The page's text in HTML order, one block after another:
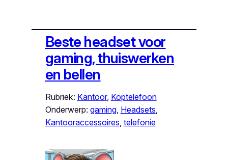
Beste headset voor
gaming, thuiswerken
en bellen
Rubriek: Kantoor, Koptelefoon
Onderwerp: gaming, Headsets
Kantooraccessoires, telefonie